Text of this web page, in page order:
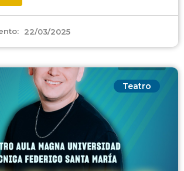
22/03/2025
Teatro